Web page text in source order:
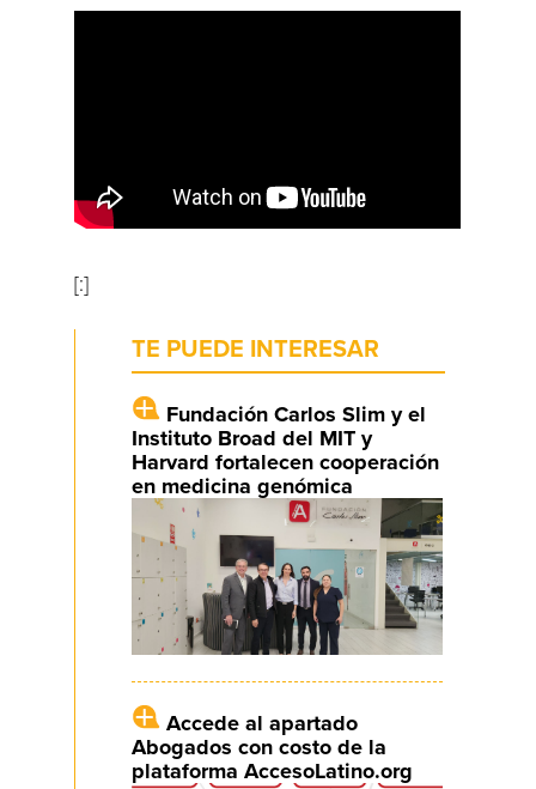
[:]
TE PUEDE INTERESAR
Fundación Carlos Slim y el
Instituto Broad del MIT y
Harvard fortalecen cooperación
en medicina genómica
Accede al apartado
Abogados con costo de la
plataforma AccesoLatino.org